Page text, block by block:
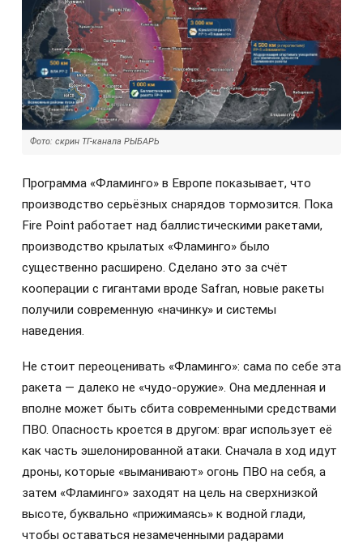
Фото: скрин ТГ-канала РЫБАРЬ
Программа «Фламинго» в Европе показывает, что
производство серьёзных снарядов тормозится. Пока
Fire Point работает над баллистическими ракетами,
производство крылатых «Фламинго» было
существенно расширено. Сделано это за счёт
кооперации с гигантами вроде Safran, новые ракеты
получили современную «начинку» и системы
наведения.
Не стоит переоценивать «Фламинго»: сама по себе эта
ракета — далеко не «чудо-оружие». Она медленная и
вполне может быть сбита современными средствами
ПВО. Опасность кроется в другом: враг использует её
как часть эшелонированной атаки. Сначала в ход идут
дроны, которые «выманивают» огонь ПВО на себя, а
затем «Фламинго» заходят на цель на сверхнизкой
высоте, буквально «прижимаясь» к водной глади,
чтобы оставаться незамеченными радарами